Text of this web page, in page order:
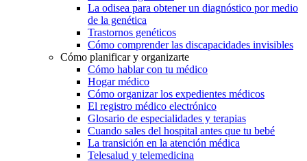
La odisea para obtener un diagnóstico por medio
de la genética
Trastornos genéticos
Cómo comprender las discapacidades invisibles
Cómo planificar y organizarte
Cómo hablar con tu médico
Hogar médico
Cómo organizar los expedientes médicos
El registro médico electrónico
Glosario de especialidades y terapias
Cuando sales del hospital antes que tu bebé
La transición en la atención médica
Telesalud y telemedicina